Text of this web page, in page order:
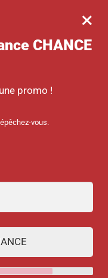
0
avec le code promo :
×
CHANCE
promo !
vous.